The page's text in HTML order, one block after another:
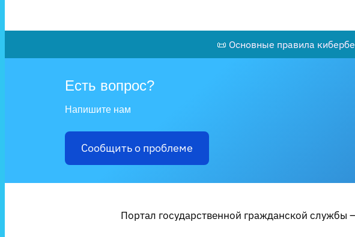
📜 Основные правила
Есть вопрос?
Напишите нам
Сообщить о проблеме
Портал государственной гражданской службы